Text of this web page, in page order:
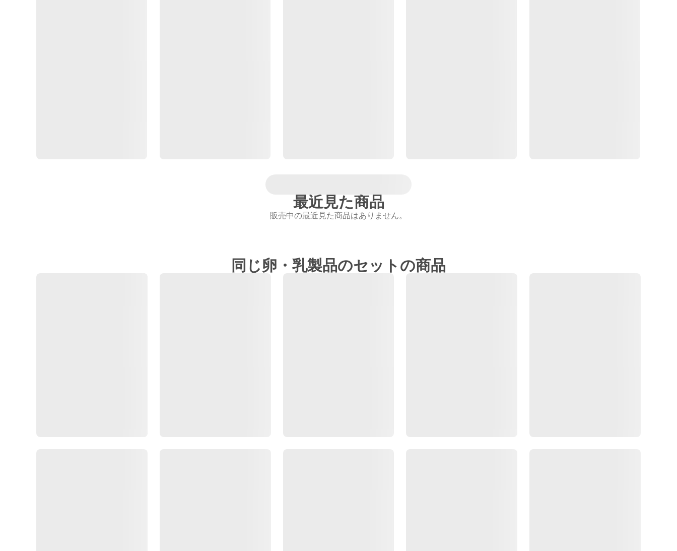
最近見た商品
販売中の最近見た商品はありません。
同じ卵・乳製品のセットの商品